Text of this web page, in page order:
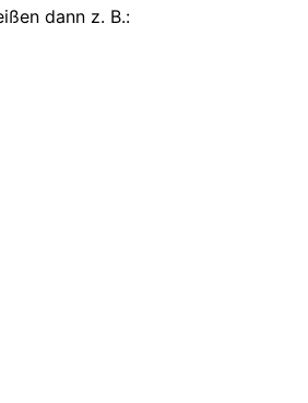
dann z. B.: